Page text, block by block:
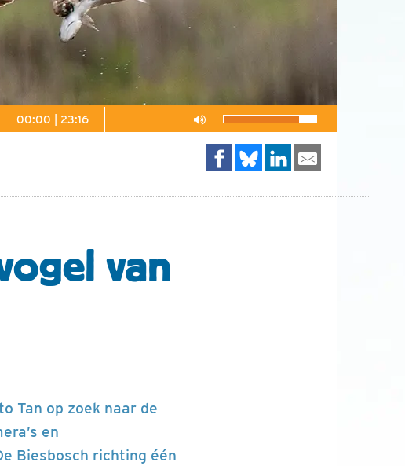
00:00 23:16
van
Tan op zoek naar de
en
Biesbosch richting één